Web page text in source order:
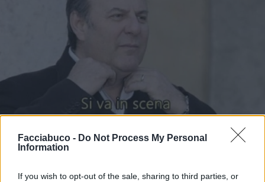
Facciabuco - Do Not Process My Personal
Information
If you wish to opt-out of the sale, sharing to third parties, or
Stime: 11  Commenti: 7
Ti stimo fratello